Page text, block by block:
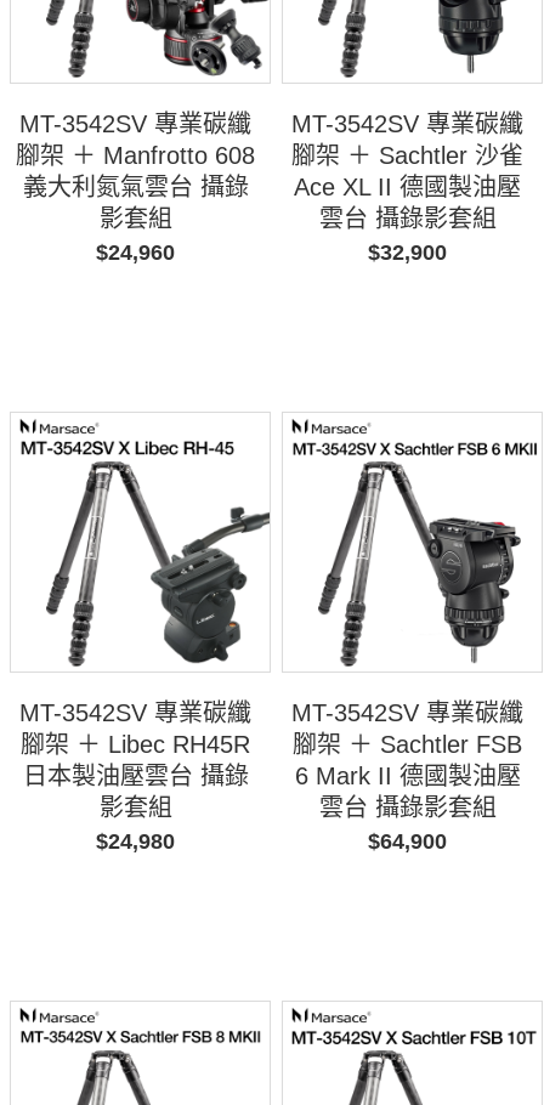
MT-3542SV 專業碳纖
腳架 ＋ Manfrotto 608
義大利氮氣雲台 攝錄
影套組
$24,960
MT-3542SV 專業碳纖
腳架 ＋ Sachtler 沙雀
Ace XL II 德國製油壓
雲台 攝錄影套組
$32,900
MT-3542SV 專業碳纖
腳架 ＋ Libec RH45R
日本製油壓雲台 攝錄
影套組
$24,980
MT-3542SV 專業碳纖
腳架 ＋ Sachtler FSB
6 Mark II 德國製油壓
雲台 攝錄影套組
$64,900